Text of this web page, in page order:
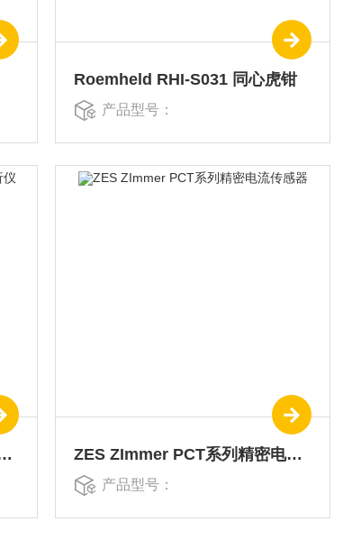
Roemheld RHI-S031 同心虎钳
产品型号：
精密功率分析仪 ZES ZImmer PCT系列精密电流传感器
产品型号：